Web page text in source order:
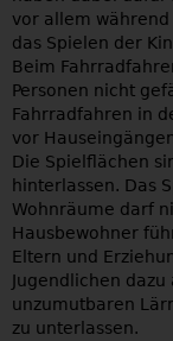
vor allem
das Spielen der
Beim
Personen nicht
Fahrradfahren in
vor
Die Spielflächen
hinterlassen. Das
Wohnräume darf
Hausbewohner
Eltern und
Jugendlichen
unzumutbaren
zu unterlassen.